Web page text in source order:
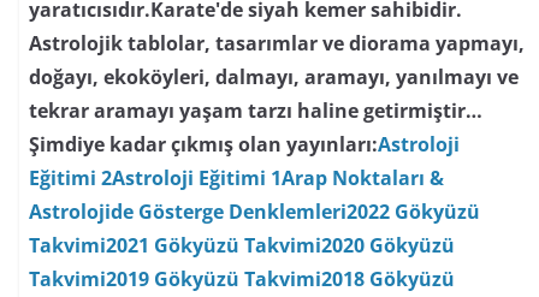
yaratıcısıdır.Karate'de siyah kemer sahibidir.
Astrolojik tablolar, tasarımlar ve diorama yapmayı,
doğayı, ekoköyleri, dalmayı, aramayı, yanılmayı ve
tekrar aramayı yaşam tarzı haline getirmiştir…
Şimdiye kadar çıkmış olan yayınları:Astroloji
Eğitimi 2Astroloji Eğitimi 1Arap Noktaları &
Astrolojide Gösterge Denklemleri2022 Gökyüzü
Takvimi2021 Gökyüzü Takvimi2020 Gökyüzü
Takvimi2019 Gökyüzü Takvimi2018 Gökyüzü